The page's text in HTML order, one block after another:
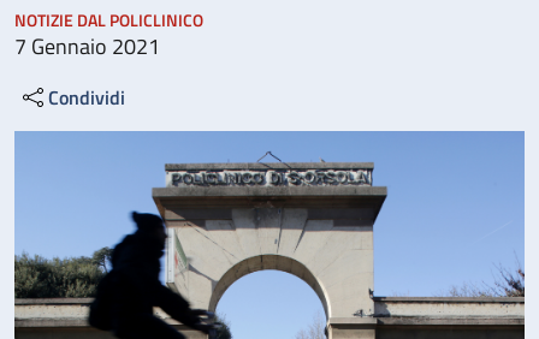
NOTIZIE DAL POLICLINICO
7 Gennaio 2021
Condividi